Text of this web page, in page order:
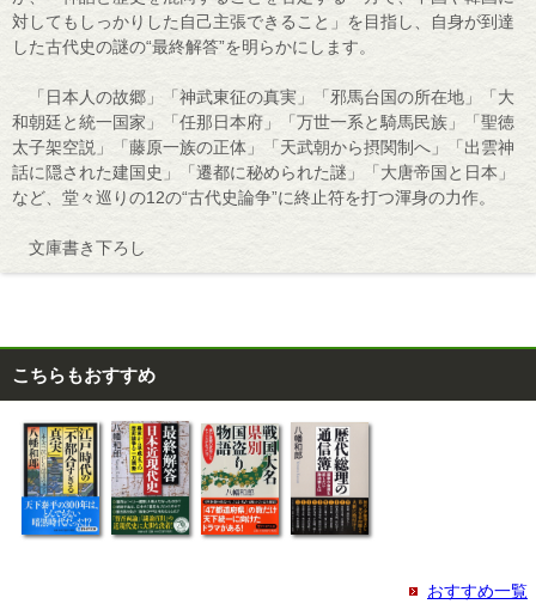
対してもしっかりした自己主張できること」を目指し、自身が到達
した古代史の謎の“最終解答”を明らかにします。
「日本人の故郷」「神武東征の真実」「邪馬台国の所在地」「大
和朝廷と統一国家」「任那日本府」「万世一系と騎馬民族」「聖徳
太子架空説」「藤原一族の正体」「天武朝から摂関制へ」「出雲神
話に隠された建国史」「遷都に秘められた謎」「大唐帝国と日本」
など、堂々巡りの12の“古代史論争”に終止符を打つ渾身の力作。
文庫書き下ろし
こちらもおすすめ
おすすめ一覧